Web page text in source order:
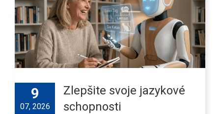
9
07, 2026
Zlepšite svoje jazykové
schopnosti